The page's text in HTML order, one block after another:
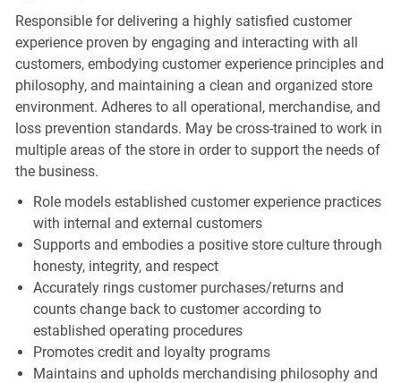
Responsible for delivering a highly satisfied customer
experience proven by engaging and interacting with all
customers, embodying customer experience principles and
philosophy, and maintaining a clean and organized store
environment. Adheres to all operational, merchandise, and
loss prevention standards. May be cross-trained to work in
multiple areas of the store in order to support the needs of
the business.
Role models established customer experience practices
with internal and external customers
Supports and embodies a positive store culture through
honesty, integrity, and respect
Accurately rings customer purchases/returns and
counts change back to customer according to
established operating procedures
Promotes credit and loyalty programs
Maintains and upholds merchandising philosophy and